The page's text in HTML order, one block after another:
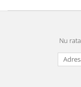
Nu